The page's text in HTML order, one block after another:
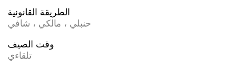
الطريقة القانونية
حنبلي ، مالكي ، شافي
وقت الصيف
تلقاءي